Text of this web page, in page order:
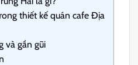
thiết kế quán cafe Địa
và gần gũi